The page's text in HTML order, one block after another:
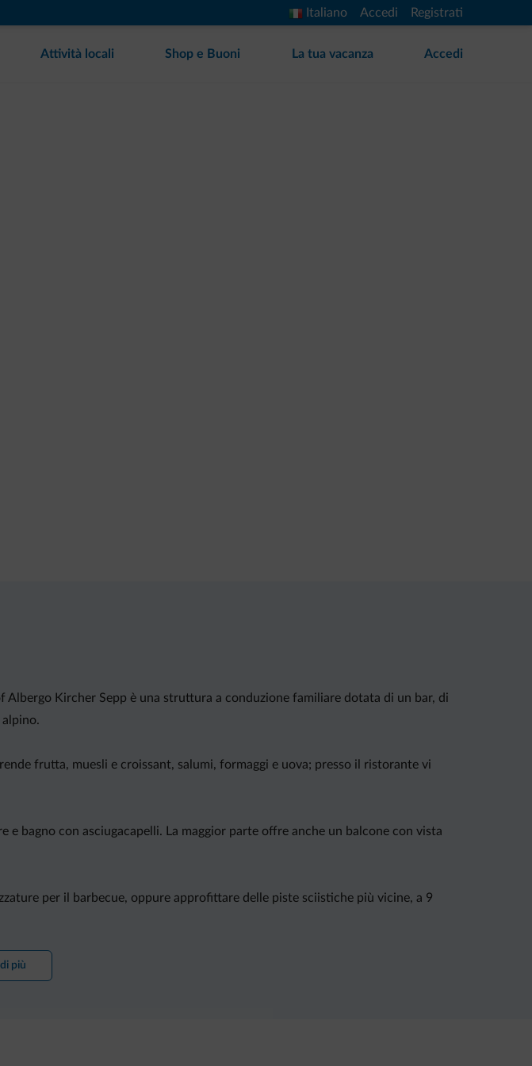
Italiano Accedi Registrati
Attività locali Shop e Buoni La tua vacanza Accedi
Kircher Sepp è una struttura a conduzione familiare dotata di un bar, di
frutta, muesli e croissant, salumi, formaggi e uova; presso il ristorante vi
bagno con asciugacapelli. La maggior parte offre anche un balcone con vista
per il barbecue, oppure approfittare delle piste sciistiche più vicine, a 9
di più